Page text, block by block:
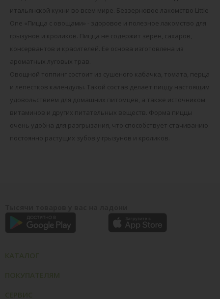
итальянской кухни во всем мире. Беззерновое лакомство Little
One «Пицца с овощами» - здоровое и полезное лакомство для
грызунов и кроликов. Пицца не содержит зерен, сахаров,
консервантов и красителей. Ее основа изготовлена из
ароматных луговых трав.
Овощной топпинг состоит из сушеного кабачка, томата, перца
и лепестков календулы. Такой состав делает пиццу настоящим
удовольствием для домашних питомцев, а также источником
витаминов и других питательных веществ. Форма пиццы
очень удобна для разгрызания, что способствует стачиванию
постоянно растущих зубов у грызунов и кроликов.